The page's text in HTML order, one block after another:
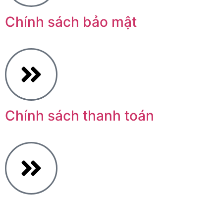
Chính sách bảo mật
Chính sách thanh toán